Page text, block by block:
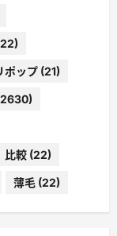
ポップ (21)
比較 (22)
薄毛 (22)